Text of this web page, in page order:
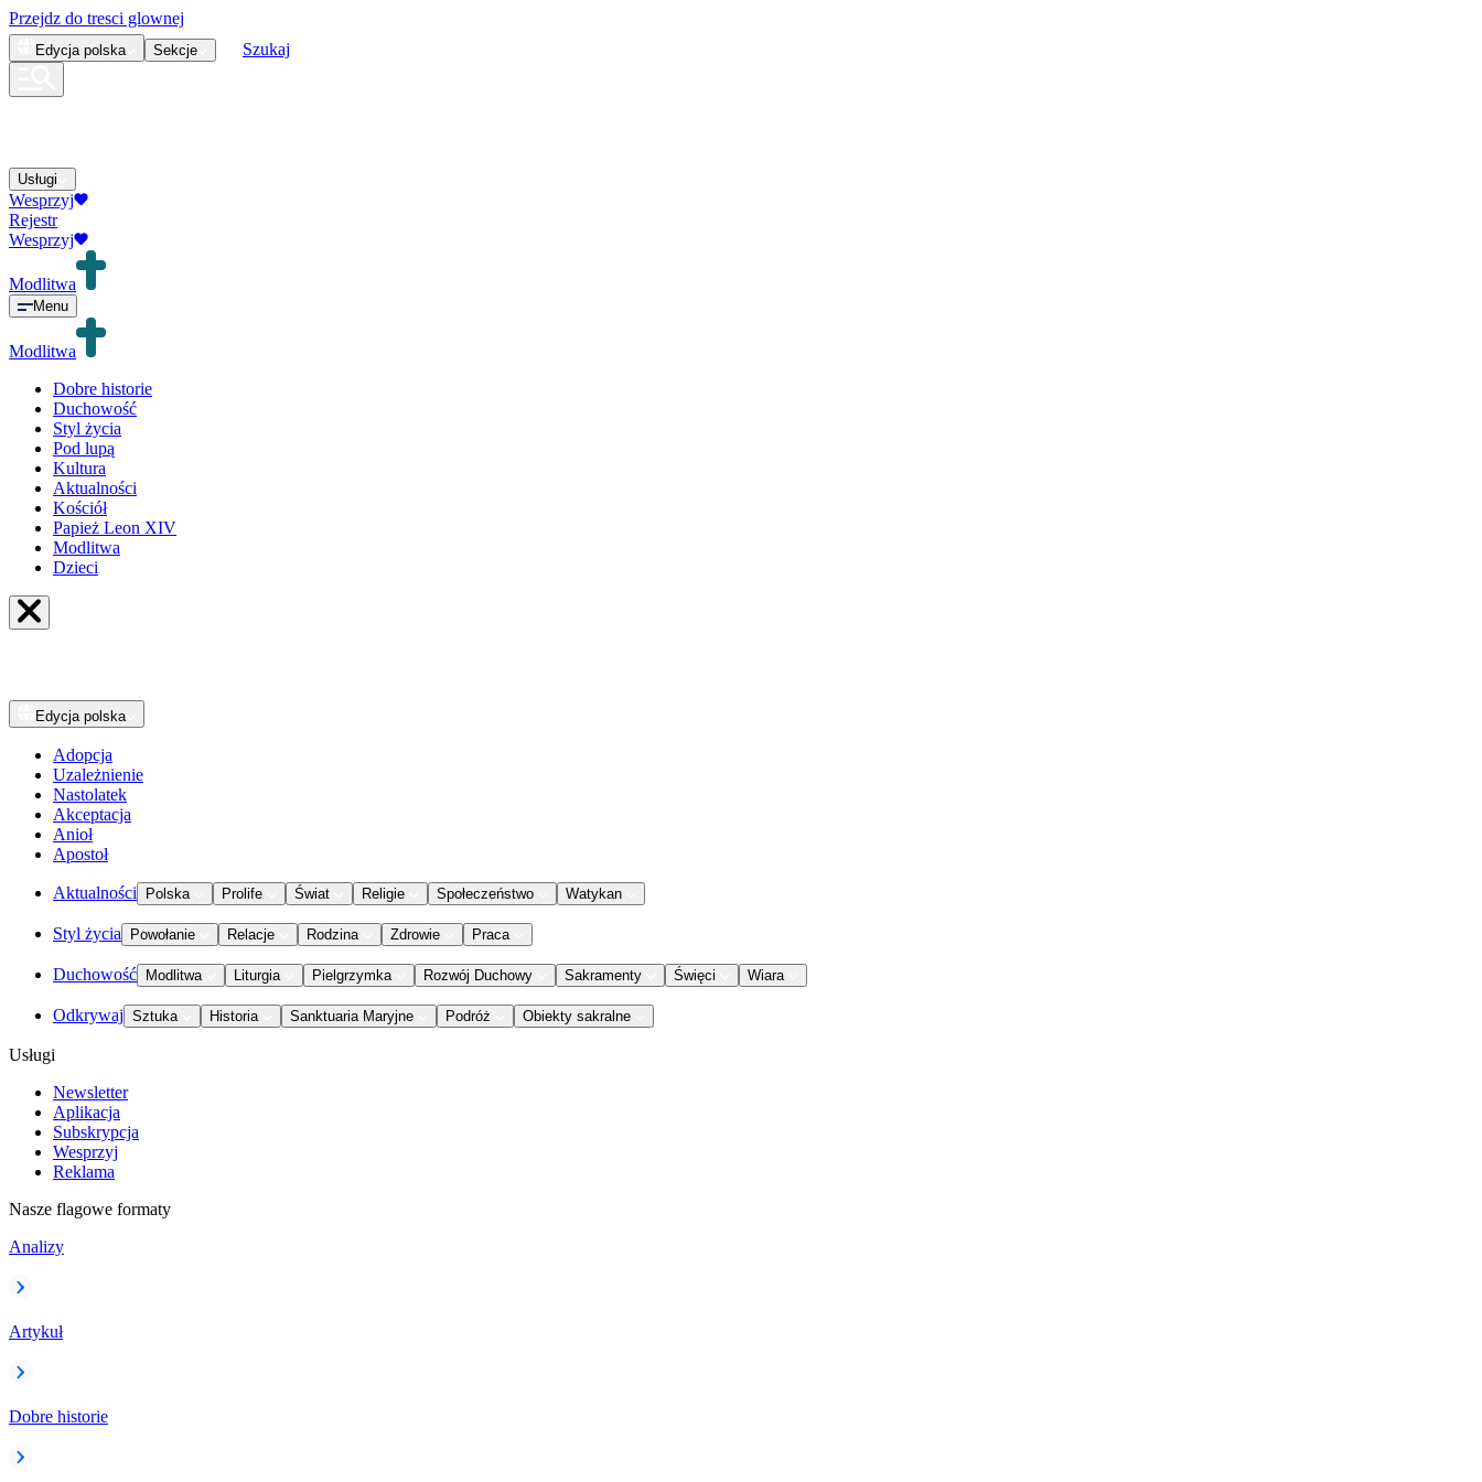
Przejdz do tresci glownej
Edycja polska Sekcje Szukaj
Usługi
Wesprzyj
Rejestr
Wesprzyj
Modlitwa
Menu
Modlitwa
Dobre historie
Duchowość
Styl życia
Pod lupą
Kultura
Aktualności
Kościół
Papież Leon XIV
Modlitwa
Dzieci
Edycja polska
Adopcja
Uzależnienie
Nastolatek
Akceptacja
Anioł
Apostoł
Aktualności Polska Prolife Świat Religie Społeczeństwo Watykan
Styl życia Powołanie Relacje Rodzina Zdrowie Praca
Duchowość Modlitwa Liturgia Pielgrzymka Rozwój Duchowy Sakramenty Święci Wiara
Odkrywaj Sztuka Historia Sanktuaria Maryjne Podróż Obiekty sakralne
Usługi
Newsletter
Aplikacja
Subskrypcja
Wesprzyj
Reklama
Nasze flagowe formaty
Analizy
Artykuł
Dobre historie